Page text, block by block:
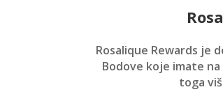
Rosalique Rewards je
Bodove koje imate
toga